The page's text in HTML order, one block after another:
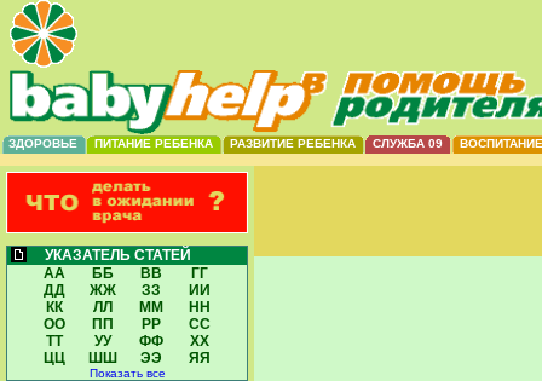
ЗДОРОВЬЕ ПИТАНИЕ РЕБЕНКА РАЗВИТИЕ РЕБЕНКА СЛУЖБА 09 ВОСПИТАНИЕ
УКАЗАТЕЛЬ СТАТЕЙ
АА
ББ ВВ
ГГ
ДД
ЖЖ ЗЗ
ИИ
КК
ЛЛ ММ
НН
ОО
ПП РР
СС
ТТ
УУ ФФ
ХХ
ЦЦ
ШШ ЭЭ ЯЯ
Показать все